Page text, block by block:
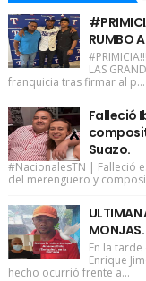
RUMBO
LAS
franquicia tras firmar al p...
Falleció
Suazo.
#NacionalesTN | Falleció
del merenguero y
ULTIMAN
MONJAS.
En la
Enrique
hecho ocurrió frente a...